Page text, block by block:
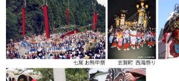
懸帯の役割と成り立ち